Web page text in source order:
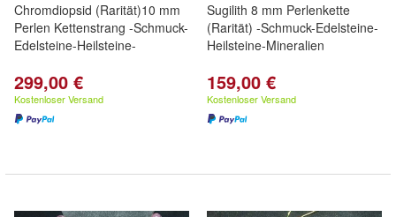
Chromdiopsid (Rarität)10 mm
Perlen Kettenstrang -Schmuck-
Edelsteine-Heilsteine-
299,00 €
Kostenloser Versand
Sugilith 8 mm Perlenkette
(Rarität) -Schmuck-Edelsteine-
Heilsteine-Mineralien
159,00 €
Kostenloser Versand